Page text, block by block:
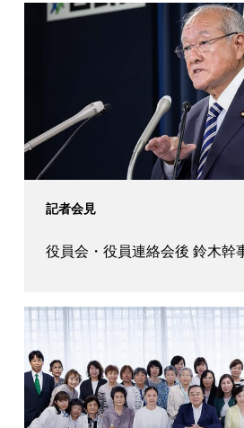
記者会見
役員会・役員連絡会後 鈴木幹